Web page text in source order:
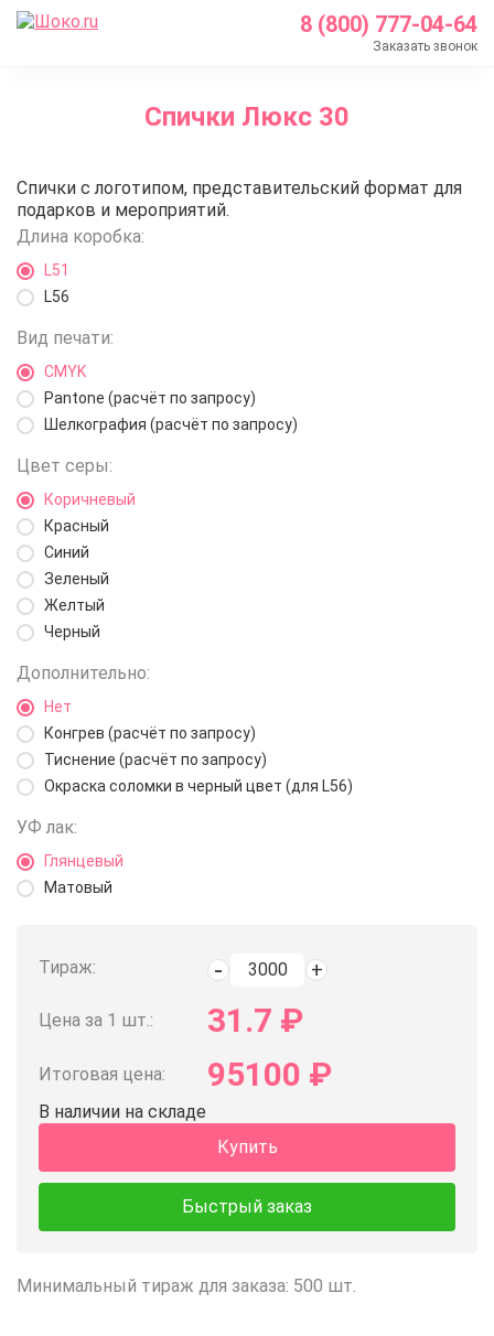
8 (800) 777-04-64
Заказать звонок
Спички Люкс 30
Спички Люкс 30
Спички Люкс 30
Спички с логотипом, представительский формат для
подарков и мероприятий.
Длина коробка:
L51
L56
Вид печати:
CMYK
Pantone (расчёт по запросу)
Шелкография (расчёт по запросу)
Цвет серы:
Коричневый
Красный
Синий
Зеленый
Желтый
Черный
Дополнительно:
Нет
Конгрев (расчёт по запросу)
Тиснение (расчёт по запросу)
Окраска соломки в черный цвет (для L56)
УФ лак:
Глянцевый
Матовый
Тираж:
Цена за 1 шт.: 31.7 ₽
Итоговая цена: 95100 ₽
В наличии на складе
Купить
Быстрый заказ
Минимальный тираж для заказа: 500 шт.